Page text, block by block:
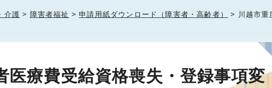
介護 > 障害者福祉 > 申請用紙ダウンロード（障害者・高齢者）
> 川越市重
医療費受給資格喪失・登録事項変